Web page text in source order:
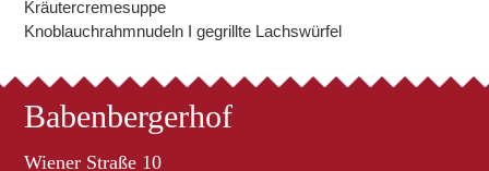
Kräutercremesuppe
Knoblauchrahmnudeln I gegrillte Lachswürfel
Babenbergerhof
Wiener Straße 10